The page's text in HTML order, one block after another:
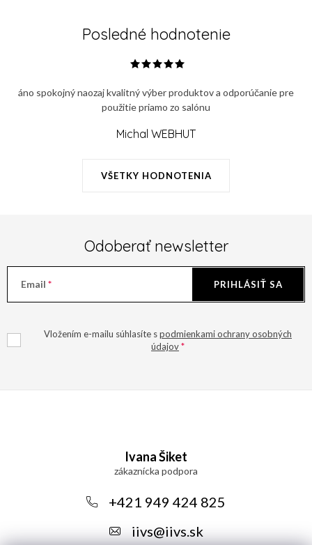
Posledné hodnotenie
VŠETKY HODNOTENIA
áno spokojný naozaj kvalitný výber produktov a odporúčanie pre
použitie priamo zo salónu
Michal WEBHUT
Odoberať newsletter
Email
Vložením e-mailu súhlasíte spodmienkami ochrany osobných
údajov
PRIHLÁSIŤ SA
Ivana Šiket
+421 949 424 825
iivs@iivs.sk